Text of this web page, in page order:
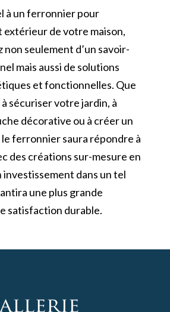
à un ferronnier pour
extérieur de votre maison,
seulement d’un savoir-
mais aussi de solutions
et fonctionnelles. Que
sécuriser votre jardin, à
décorative ou à créer un
le ferronnier saura répondre à
des créations sur-mesure en
investissement dans un tel
une plus grande
satisfaction durable.